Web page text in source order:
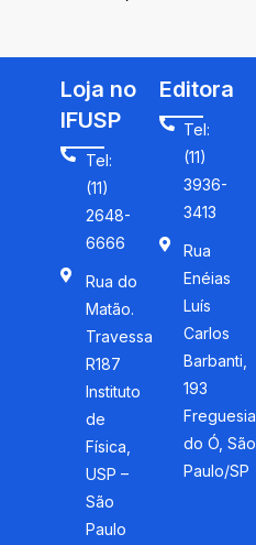
Loja no
IFUSP
Tel:
(11)
2648-
6666
Rua do
Matão.
Travessa
R187
Instituto
de
Física,
USP –
São
Paulo
Editora
Tel:
(11)
3936-
3413
Rua
Enéias
Luís
Carlos
Barbanti,
193
Freguesia
do Ó, São
Paulo/SP